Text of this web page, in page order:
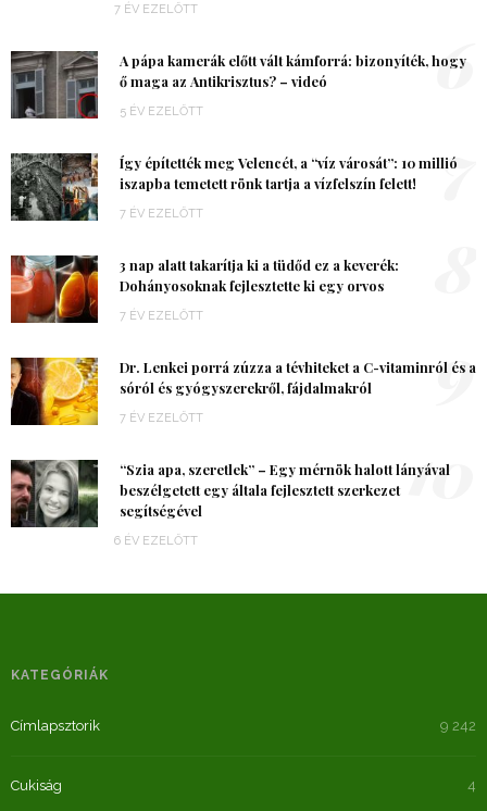
7 ÉV EZELŐTT
A pápa kamerák előtt vált kámforrá: bizonyíték, hogy
ő maga az Antikrisztus? – videó
5 ÉV EZELŐTT
6
Így építették meg Velencét, a “víz városát”: 10 millió
iszapba temetett rönk tartja a vízfelszín felett!
7 ÉV EZELŐTT
7
3 nap alatt takarítja ki a tüdőd ez a keverék:
Dohányosoknak fejlesztette ki egy orvos
7 ÉV EZELŐTT
Dr. Lenkei porrá zúzza a tévhiteket a C-vitaminról és a
sóról és gyógyszerekről, fájdalmakról
7 ÉV EZELŐTT
9
“Szia apa, szeretlek” – Egy mérnök halott lányával
beszélgetett egy általa fejlesztett szerkezet
segítségével
6 ÉV EZELŐTT
10
KATEGÓRIÁK
Címlapsztorik 9 242
Cukiság 4